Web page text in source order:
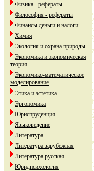
Физика - рефераты
Философия - рефераты
Финансы деньги и налоги
Химия
Экология и охрана природы
Экономика и экономическая
теория
Экономико-математическое
моделирование
Этика и эстетика
Эргономика
Юриспруденция
Языковедение
Литература
Литература зарубежная
Литература русская
Юридпсихология